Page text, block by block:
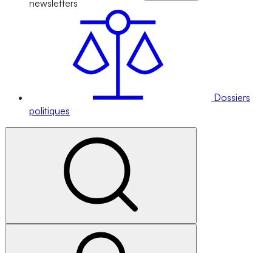
newsletters
Dossiers
politiques